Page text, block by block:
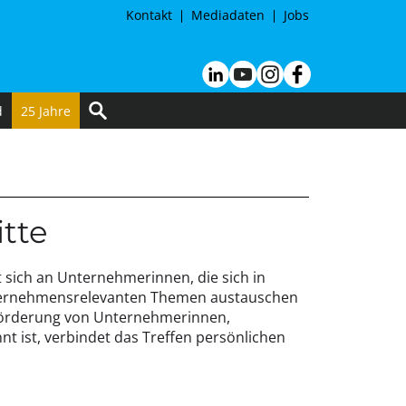
Kontakt Mediadaten Jobs
25 Jahre
an Unternehmerinnen, die sich in
Themen austauschen
von Unternehmerinnen,
ist, verbindet das Treffen persönlichen